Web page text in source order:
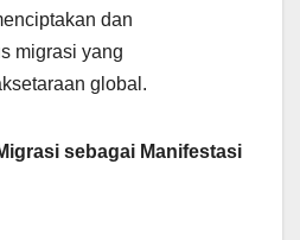
dan
migrasi yang
global.
sebagai Manifestasi